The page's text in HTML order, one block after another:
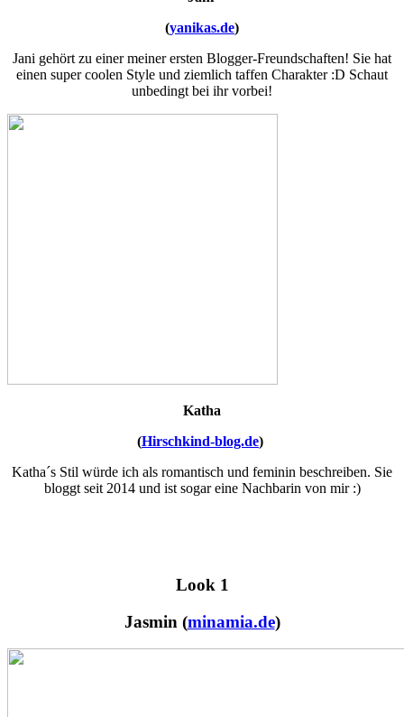
(yanikas.de)
Jani gehört zu einer meiner ersten Blogger-Freundschaften! Sie hat
einen super coolen Style und ziemlich taffen Charakter :D Schaut
unbedingt bei ihr vorbei!
Katha
(Hirschkind-blog.de)
Katha´s Stil würde ich als romantisch und feminin beschreiben. Sie
bloggt seit 2014 und ist sogar eine Nachbarin von mir :)
Look 1
Jasmin (minamia.de)